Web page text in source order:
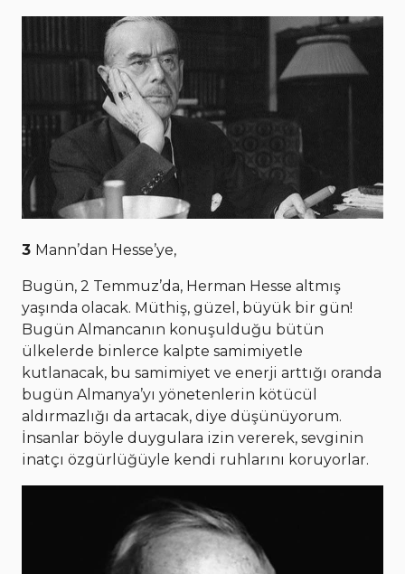
3 Mann’dan Hesse’ye,
Bugün, 2 Temmuz’da, Herman Hesse altmış
yaşında olacak. Müthiş, güzel, büyük bir gün!
Bugün Almancanın konuşulduğu bütün
ülkelerde binlerce kalpte samimiyetle
kutlanacak, bu samimiyet ve enerji arttığı oranda
bugün Almanya’yı yönetenlerin kötücül
aldırmazlığı da artacak, diye düşünüyorum.
İnsanlar böyle duygulara izin vererek, sevginin
inatçı özgürlüğüyle kendi ruhlarını koruyorlar.